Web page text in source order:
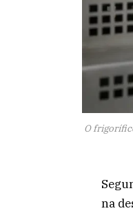
O
na